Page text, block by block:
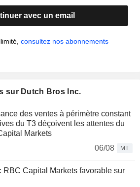
avec un email
consultez nos abonnements
sur Dutch Bros Inc.
des ventes à périmètre constant
du T3 déçoivent les attentes du
Markets
06/08
MT
RBC Capital Markets favorable sur